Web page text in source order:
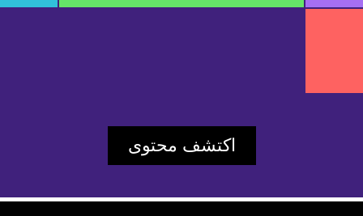
اكتشف محتوى